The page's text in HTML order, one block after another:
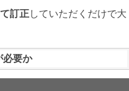
訂正していただくだけで大
必要か